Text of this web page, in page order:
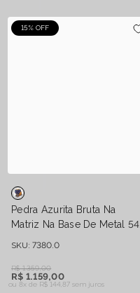
15% OFF
Pedra Azurita Bruta Na
Matriz Na Base De Metal 547
SKU: 7380.0
R$ 1.359,00
R$ 1.159,00
ou 8x de R$ 144,87 sem juros